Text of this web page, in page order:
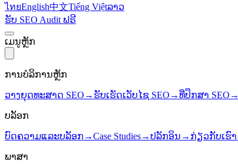
ไทยEnglish中文Tiếng Việtລາວ
ຮັບ SEO Audit ຟຣີ
ເມນູຫຼັກ
ການບໍລິການຫຼັກ
ວາງຍຸດທະສາດ SEO → ຮັບເຮັດເວັບໄຊ SEO →ທີ່ປຶກສາ SEO →
ບລັອກ
ບົດຄວາມແລະບລັອກ →Case Studies→ປລັກອິນ → ກ່ຽວກັບເຮົາ
ພາສາ